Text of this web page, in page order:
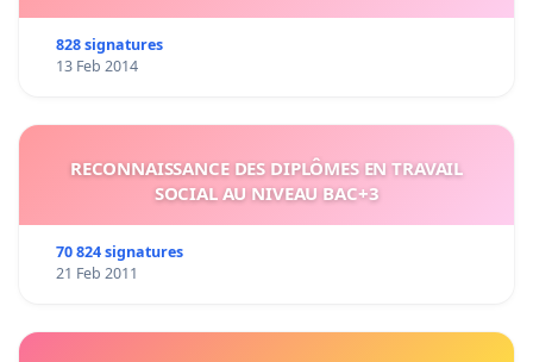
828 signatures
13 Feb 2014
RECONNAISSANCE DES DIPLÔMES EN TRAVAIL
SOCIAL AU NIVEAU BAC+3
70 824 signatures
21 Feb 2011